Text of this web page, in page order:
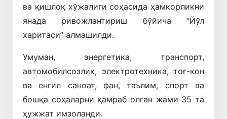
ва қишлоқ хўжалиги соҳасида ҳамкорликни
янада ривожлантириш бўйича “Йўл
харитаси” алмашилди.
Умуман, энергетика, транспорт,
автомобилсозлик, электротехника, тоғ-кон
ва енгил саноат, фан, таълим, спорт ва
бошқа соҳаларни қамраб олган жами 35 та
ҳужжат имзоланди.